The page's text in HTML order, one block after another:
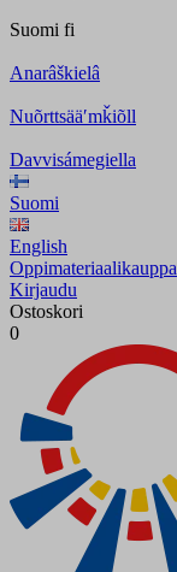
Suomi fi
Anarâškielâ
Nuõrttsääʹmǩiõll
Davvisámegiella
Suomi
English
Oppimateriaalikauppa
Kirjaudu
Ostoskori
0